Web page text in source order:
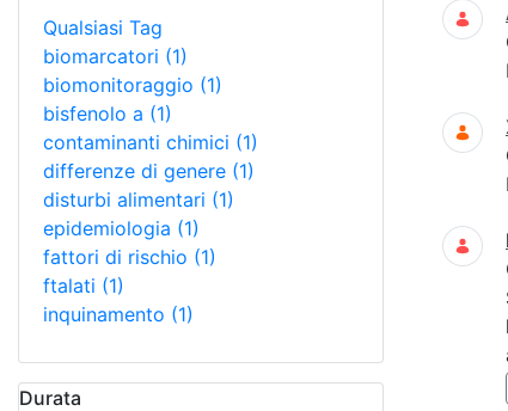
Qualsiasi Tag
biomarcatori (1)
biomonitoraggio (1)
bisfenolo a (1)
contaminanti chimici (1)
differenze di genere (1)
disturbi alimentari (1)
epidemiologia (1)
fattori di rischio (1)
ftalati (1)
inquinamento (1)
Durata